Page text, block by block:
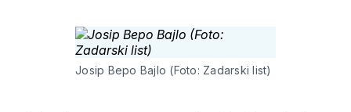
Josip Bepo Bajlo (Foto: Zadarski list)